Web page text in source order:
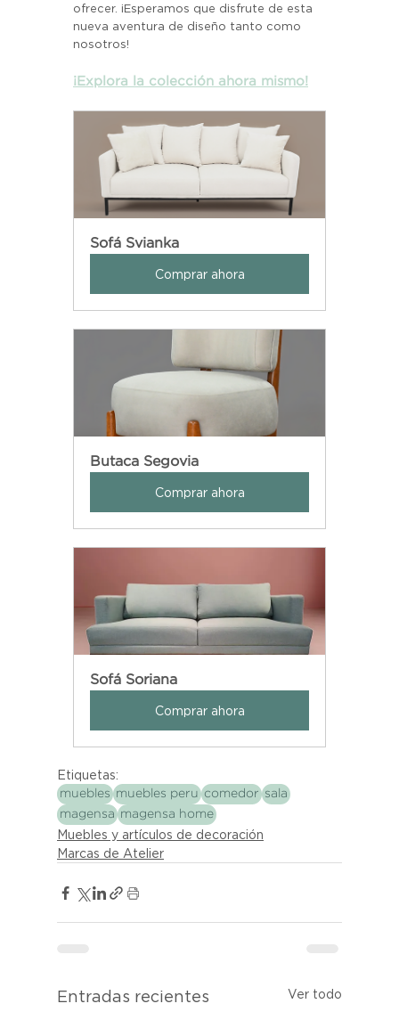
ofrecer. ¡Esperamos que disfrute de esta
nueva aventura de diseño tanto como
nosotros!
¡Explora la colección ahora mismo!
Sofá Svianka
Comprar ahora
Butaca Segovia
Comprar ahora
Sofá Soriana
Comprar ahora
Etiquetas:
muebles muebles peru comedor
sala
magensa
magensa home
Muebles y artículos de decoración
Marcas de Atelier
Entradas recientes Ver todo